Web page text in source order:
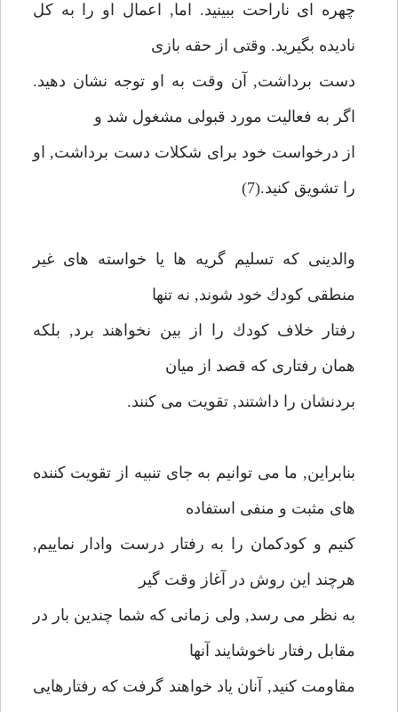
چهره اى ناراحت ببينيد. اما, اعمال او را به كل
ناديده بگيريد. وقتى از حقه بازى
دست برداشت, آن وقت به او توجه نشان دهيد.
اگر به فعاليت مورد قبولى مشغول شد و
از درخواست خود براى شكلات دست برداشت, او
را تشويق كنيد.(7)
والدينى كه تسليم گريه ها يا خواسته هاى غير
منطقى كودك خود شوند, نه تنها
رفتار خلاف كودك را از بين نخواهند برد, بلكه
همان رفتارى كه قصد از ميان
بردنشان را داشتند, تقويت مى كنند.
بنابراين, ما مى توانيم به جاى تنبيه از تقويت كننده
هاى مثبت و منفى استفاده
كنيم و كودكمان را به رفتار درست وادار نماييم,
هرچند اين روش در آغاز وقت گير
به نظر مى رسد, ولى زمانى كه شما چندين بار در
مقابل رفتار ناخوشايند آنها
مقاومت كنيد, آنان ياد خواهند گرفت كه رفتارهايى